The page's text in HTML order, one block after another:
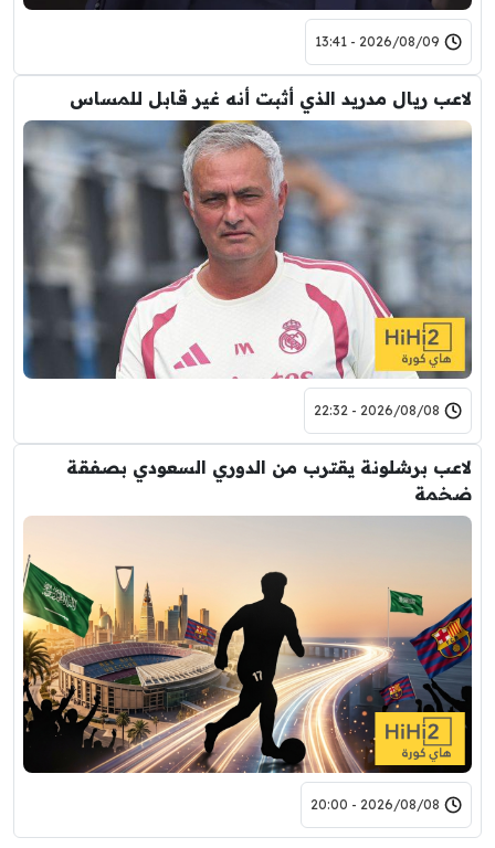
2026/08/09 - 13:41
لاعب ريال مدريد الذي أثبت أنه غير قابل للمساس
2026/08/08 - 22:32
لاعب برشلونة يقترب من الدوري السعودي بصفقة
ضخمة
2026/08/08 - 20:00